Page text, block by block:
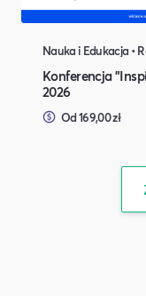
Konferencja
2026
Od 169,00 zł